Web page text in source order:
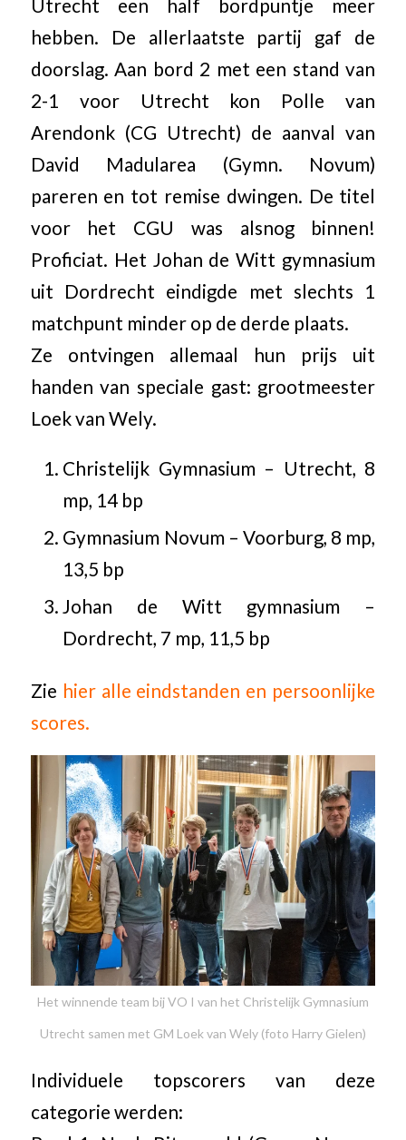
Utrecht een half bordpuntje meer
hebben. De allerlaatste partij gaf de
doorslag. Aan bord 2 met een stand van
2-1 voor Utrecht kon Polle van
Arendonk (CG Utrecht) de aanval van
David Madularea (Gymn. Novum)
pareren en tot remise dwingen. De titel
voor het CGU was alsnog binnen!
Proficiat. Het Johan de Witt gymnasium
uit Dordrecht eindigde met slechts 1
matchpunt minder op de derde plaats.
Ze ontvingen allemaal hun prijs uit
handen van speciale gast: grootmeester
Loek van Wely.
Christelijk Gymnasium – Utrecht, 8
mp, 14 bp
Gymnasium Novum – Voorburg, 8 mp,
13,5 bp
Johan de Witt gymnasium –
Dordrecht, 7 mp, 11,5 bp
Zie hier alle eindstanden en persoonlijke
scores.
Het winnende team bij VO I van het Christelijk Gymnasium
Utrecht samen met GM Loek van Wely (foto Harry Gielen)
Individuele topscorers van deze
categorie werden: